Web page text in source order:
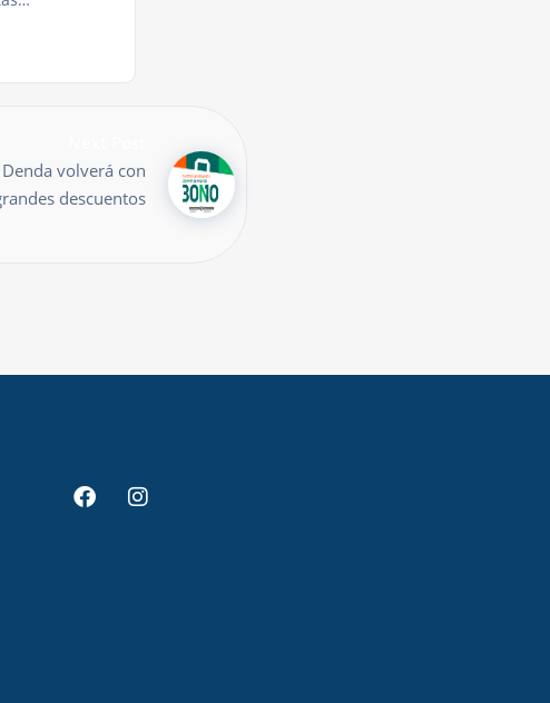
volverá con
descuentos